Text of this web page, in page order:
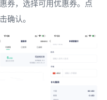
券，选择可用优惠券。点
确认。